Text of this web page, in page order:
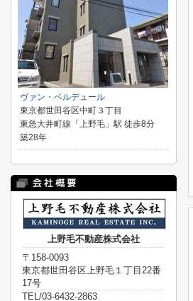
ヴァン・ベルデュール
東京都世田谷区中町３丁目
東急大井町線「上野毛」駅 徒歩8分
築28年
上野毛不動産株式会社
〒158-0093
東京都世田谷区上野毛１丁目22番
17号
TEL/03-6432-2863